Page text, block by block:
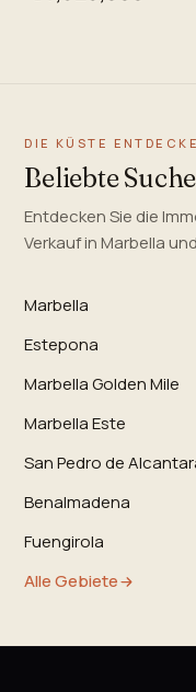
DIE KÜSTE
Beliebte
Entdecken Sie die
Verkauf in Marbella
Marbella
Estepona
Marbella Golden Mile
Marbella Este
San Pedro de
Benalmadena
Fuengirola
Alle Gebiete